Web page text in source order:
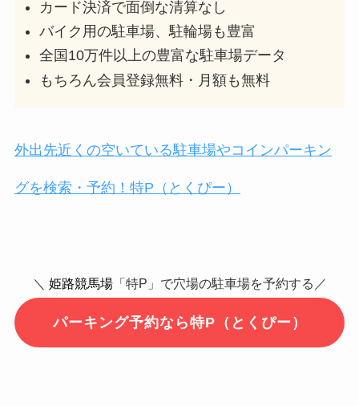
カード決済で面倒な清算なし
バイク用の駐車場、駐輪場も豊富
全国10万件以上の豊富な駐車場データ
もちろん会員登録無料・月額も無料
外出先近くの空いている駐車場やコインパーキン
グを検索・予約！特P（とくぴー）
＼ 姫路競馬場「特P」で穴場の駐車場を予約する／
パーキング予約なら特P（とくぴー）